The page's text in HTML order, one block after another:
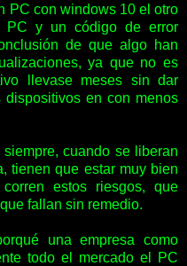
PC con windows 10 el otro
PC y un código de error
de que algo han
ya que no es
llevase meses sin dar
dispositivos en con menos
cuando se liberan
tienen que estar muy bien
estos riesgos, que
fallan sin remedio.
una empresa como
todo el mercado el PC